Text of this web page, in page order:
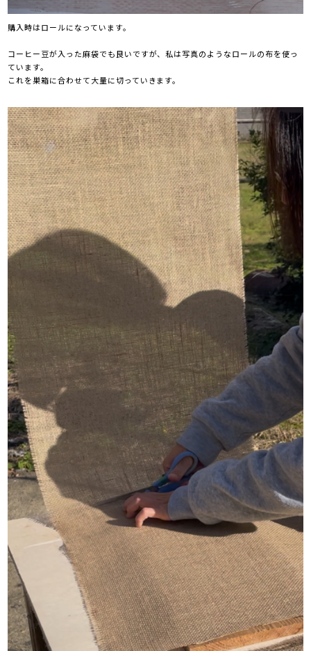
購入時はロールになっています。
コーヒー豆が入った麻袋でも良いですが、私は写真のようなロールの布を使っ
ています。
これを巣箱に合わせて大量に切っていきます。